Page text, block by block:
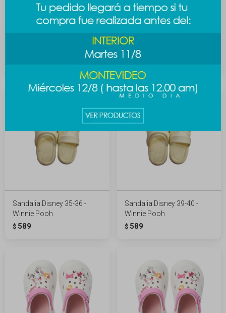
superpoderosas 37-38 -
blanco
Sandalia Disney 35-36 -
Winnie Pooh
$ 589
Sandalia Disney 39-40 -
Winnie Pooh
$ 589